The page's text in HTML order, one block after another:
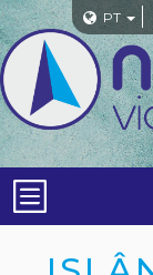
PT